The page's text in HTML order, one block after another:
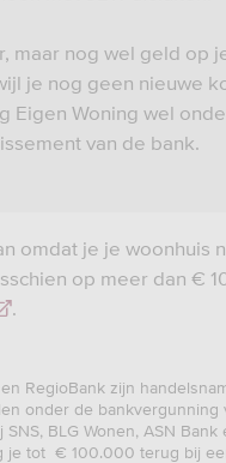
maar nog wel geld op
je nog geen nieuwe
Eigen Woning wel
van de bank.
omdat je je woonhuis
op meer dan €
.
en RegioBank zijn
onder de bankvergunning
BLG Wonen, ASN
je tot € 100.000 terug bij